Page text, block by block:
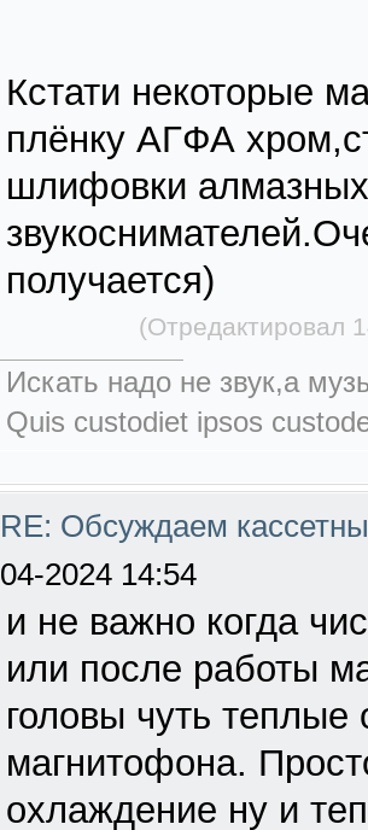
Кстати некоторые
плёнку АГФА
шлифовки
получается)
(Отредактировал
Искать надо не звук,а
Quis custodiet ipsos
RE: Обсуждаем
04-2024 14:54
и не важно когда
или после работы
головы чуть теплые
магнитофона.
охлаждение ну и